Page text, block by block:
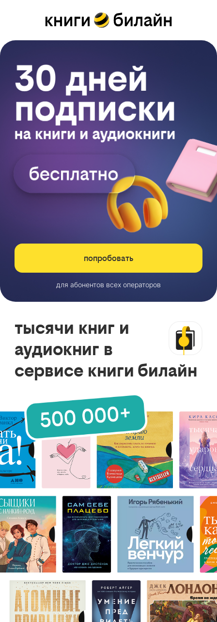
попробовать
для абонентов всех операторов
тысячи книг и
аудиокниг в
сервисе книги билайн